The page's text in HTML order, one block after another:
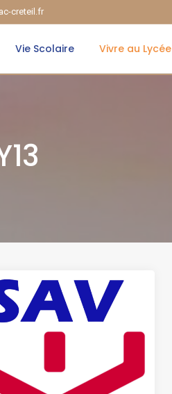
creteil.fr
Vie Scolaire Vivre au Lycée